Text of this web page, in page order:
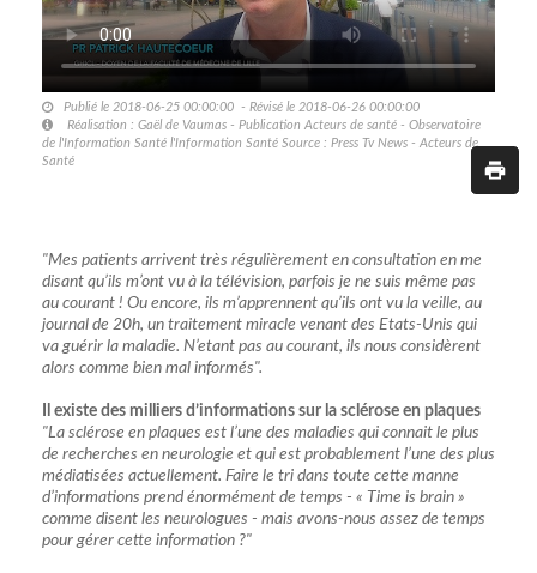
Publié le 2018-06-25 00:00:00 - Révisé le 2018-06-26 00:00:00
Réalisation : Gaël de Vaumas - Publication Acteurs de santé - Observatoire
de l'Information Santé l'Information Santé Source : Press Tv News - Acteurs de
Santé
"Mes patients arrivent très régulièrement en consultation en me
disant qu’ils m’ont vu à la télévision, parfois je ne suis même pas
au courant ! Ou encore, ils m’apprennent qu’ils ont vu la veille, au
journal de 20h, un traitement miracle venant des Etats-Unis qui
va guérir la maladie. N’etant pas au courant, ils nous considèrent
alors comme bien mal informés".
Il existe des milliers d’informations sur la sclérose en plaques
"La sclérose en plaques est l’une des maladies qui connait le plus
de recherches en neurologie et qui est probablement l’une des plus
médiatisées actuellement. Faire le tri dans toute cette manne
d’informations prend énormément de temps - « Time is brain »
comme disent les neurologues - mais avons-nous assez de temps
pour gérer cette information ?"